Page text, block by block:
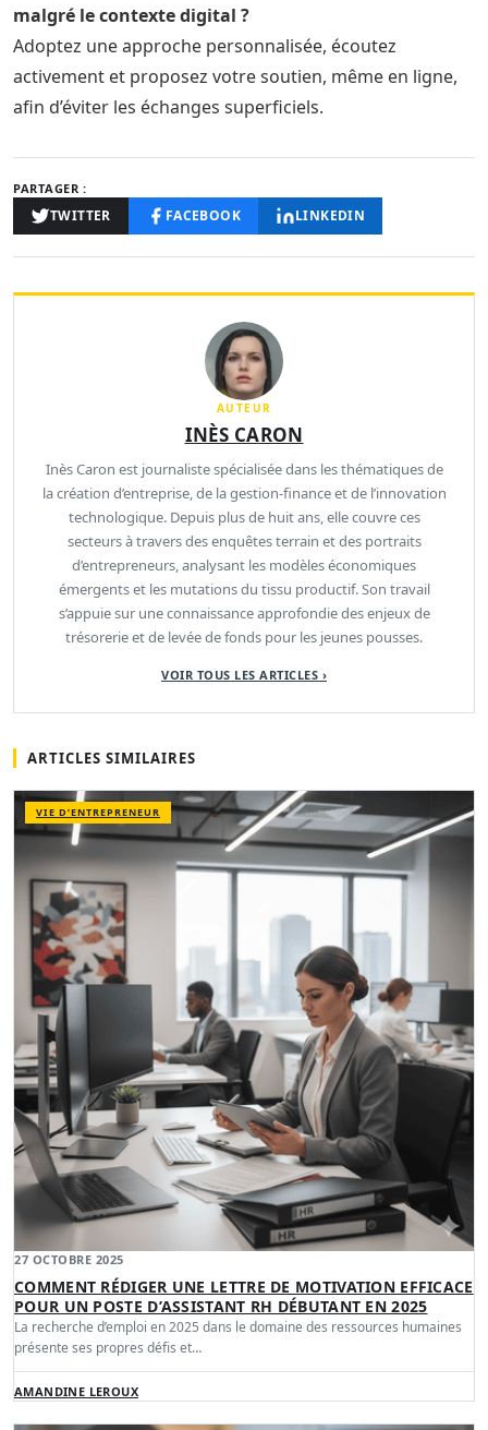
malgré le contexte digital ?
Adoptez une approche personnalisée, écoutez
activement et proposez votre soutien, même en ligne,
afin d’éviter les échanges superficiels.
PARTAGER :
TWITTER FACEBOOK LINKEDIN
AUTEUR
INÈS CARON
Inès Caron est journaliste spécialisée dans les thématiques de
la création d’entreprise, de la gestion-finance et de l’innovation
technologique. Depuis plus de huit ans, elle couvre ces
secteurs à travers des enquêtes terrain et des portraits
d’entrepreneurs, analysant les modèles économiques
émergents et les mutations du tissu productif. Son travail
s’appuie sur une connaissance approfondie des enjeux de
trésorerie et de levée de fonds pour les jeunes pousses.
VOIR TOUS LES ARTICLES ›
ARTICLES SIMILAIRES
VIE D’ENTREPRENEUR
27 OCTOBRE 2025
COMMENT RÉDIGER UNE LETTRE DE MOTIVATION EFFICACE
POUR UN POSTE D’ASSISTANT RH DÉBUTANT EN 2025
La recherche d’emploi en 2025 dans le domaine des ressources humaines
présente ses propres défis et…
AMANDINE LEROUX